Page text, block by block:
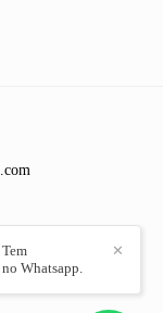
✕
Whatsapp.